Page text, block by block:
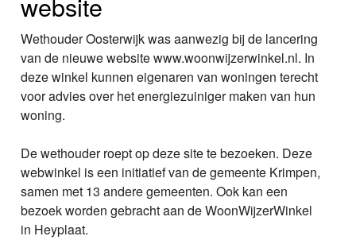
Wethouder Oosterwijk was aanwezig bij de lancering
van de nieuwe website www.woonwijzerwinkel.nl. In
deze winkel kunnen eigenaren van woningen terecht
voor advies over het energiezuiniger maken van hun
woning.
De wethouder roept op deze site te bezoeken. Deze
webwinkel is een initiatief van de gemeente Krimpen,
samen met 13 andere gemeenten. Ook kan een
bezoek worden gebracht aan de WoonWijzerWinkel
in Heyplaat.